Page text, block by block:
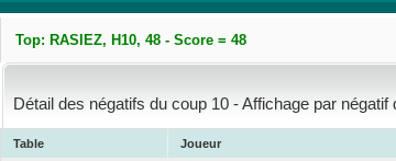
Top: RASIEZ, H10, 48 - Score = 48
Détail des négatifs du coup 10 - Affichage par négatif
Table Joueur